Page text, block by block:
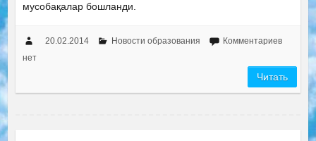
мусобақалар бошланди.
20.02.2014 Новости образования
Комментариев
нет
Читать